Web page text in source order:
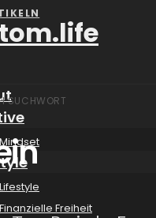
Mindset
Lifestyle
Finanzielle Freiheit
SUCHWORT